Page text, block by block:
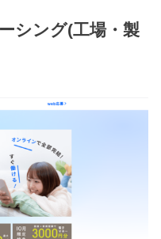
シング(工場・製